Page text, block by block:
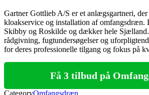
Gartner Gottlieb A/S er et anlægsgartneri,
kloakservice og installation af omfangsdræn.
Skibby og Roskilde og dækker hele
rådgivning, fugtundersøgelser og
for deres professionelle tilgang og fokus på
Få 3 tilbud på
CategoryOmfangsdræn